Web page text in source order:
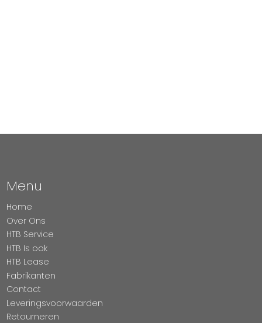
Menu
Home
Over Ons
HTB Service
HTB Is ook
HTB Lease
Fabrikanten
Contact
Leveringsvoorwaarden
Retourneren